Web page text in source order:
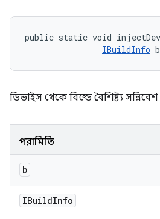
public static void
IBuildInfo
ডিভাইস থেকে বিল্ডে বৈশিষ্ট্য
পরামিতি
b
IBuildInfo